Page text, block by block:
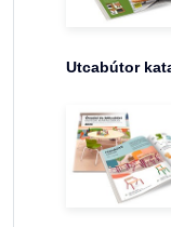
Utcabútor